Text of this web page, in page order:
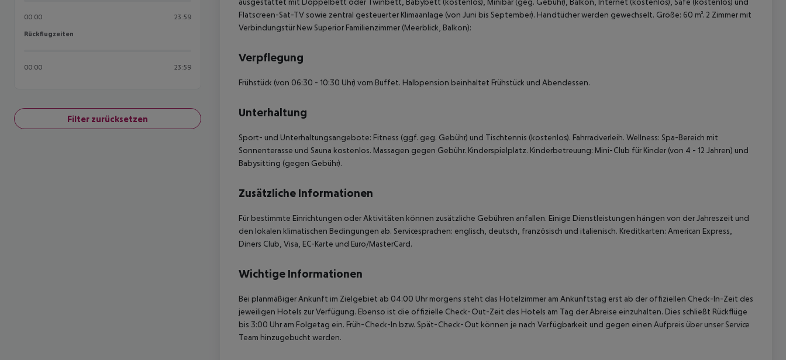
00:00 23:59
Rückflugzeiten
Rückflugzeiten
00:00 23:59
Filter zurücksetzen
Flatscreen-Sat-TV sowie zentral gesteuerter Klimaanlage (von Juni bis September). Handtücher werden gewechselt. Größe: 60 m². 2 Zimmer mit
Verbindungstür New Superior Familienzimmer (Meerblick, Balkon):
Verpflegung
Frühstück (von 06:30 - 10:30 Uhr) vom Buffet. Halbpension beinhaltet Frühstück und Abendessen.
Unterhaltung
Sport- und Unterhaltungsangebote: Fitness (ggf. geg. Gebühr) und Tischtennis (kostenlos). Fahrradverleih. Wellness: Spa-Bereich mit
Sonnenterasse und Sauna kostenlos. Massagen gegen Gebühr. Kinderspielplatz. Kinderbetreuung: Mini-Club für Kinder (von 4 - 12 Jahren) und
Babysitting (gegen Gebühr).
Zusätzliche Informationen
Für bestimmte Einrichtungen oder Aktivitäten können zusätzliche Gebühren anfallen. Einige Dienstleistungen hängen von der Jahreszeit und
den lokalen klimatischen Bedingungen ab. Servicesprachen: englisch, deutsch, französisch und italienisch. Kreditkarten: American Express,
Diners Club, Visa, EC-Karte und Euro/MasterCard.
Wichtige Informationen
Bei planmäßiger Ankunft im Zielgebiet ab 04:00 Uhr morgens steht das Hotelzimmer am Ankunftstag erst ab der offiziellen Check-In-Zeit des
jeweiligen Hotels zur Verfügung. Ebenso ist die offizielle Check-Out-Zeit des Hotels am Tag der Abreise einzuhalten. Dies schließt Rückflüge
bis 3:00 Uhr am Folgetag ein. Früh-Check-In bzw. Spät-Check-Out können je nach Verfügbarkeit und gegen einen Aufpreis über unser Service
Team hinzugebucht werden.